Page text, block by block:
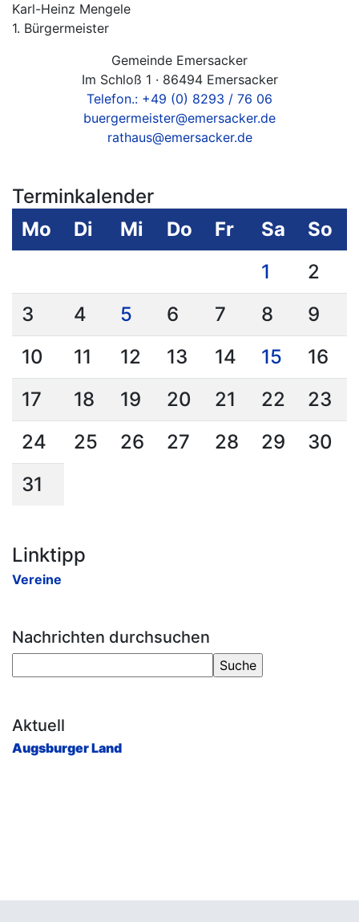
Karl-Heinz Mengele
1. Bürgermeister
Gemeinde Emersacker
Im Schloß 1 · 86494 Emersacker
Telefon.: +49 (0) 8293 / 76 06
buergermeister@emersacker.de
rathaus@emersacker.de
Terminkalender
Mo
Di Mi Do Fr Sa
So
1
2
3
4 5 6 7 8
9
10
11 12 13 14 15
16
17
18 19 20 21 22
23
24
25 26 27 28 29
30
31
Linktipp
Vereine
Nachrichten durchsuchen
Aktuell
Augsburger Land